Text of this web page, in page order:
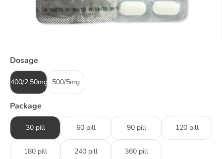
Dosage
400/2.50mg 500/5mg
Package
30 pill 60 pill 90 pill 120 pill
180 pill 240 pill 360 pill